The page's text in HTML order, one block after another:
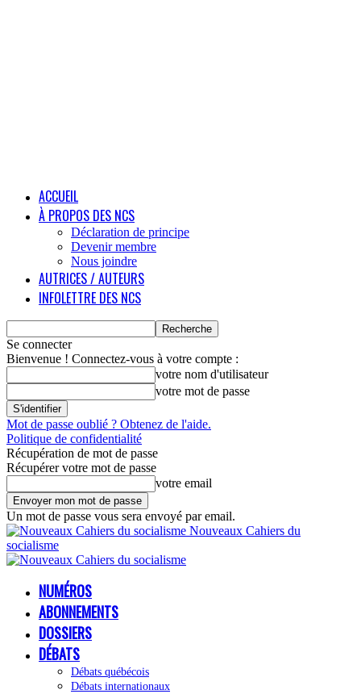
ACCUEIL
À PROPOS DES NCS
Déclaration de principe
Devenir membre
Nous joindre
AUTRICES / AUTEURS
INFOLETTRE DES NCS
Se connecter
Bienvenue ! Connectez-vous à votre compte :
votre nom d'utilisateur
votre mot de passe
Mot de passe oublié ? Obtenez de l'aide.
Politique de confidentialité
Récupération de mot de passe
Récupérer votre mot de passe
votre email
Un mot de passe vous sera envoyé par email.
Nouveaux Cahiers du
socialisme
NUMÉROS
ABONNEMENTS
DOSSIERS
DÉBATS
Débats québécois
Débats internationaux